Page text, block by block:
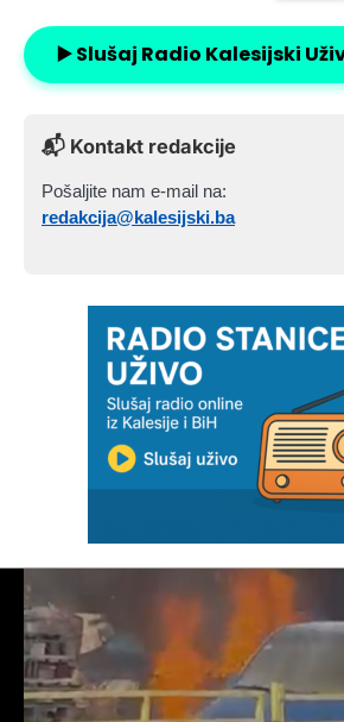
▶️ Slušaj Radio Kalesijski
📬 Kontakt redakcije
Pošaljite nam e-mail na:
redakcija@kalesijski.ba